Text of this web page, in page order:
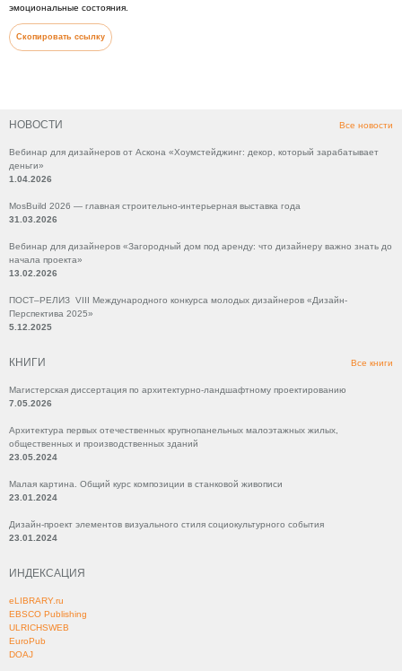
НОВОСТИ Все новости
Вебинар для дизайнеров от Аскона «Хоумстейджинг: декор, который зарабатывает
деньги»
1.04.2026
MosBuild 2026 — главная строительно-интерьерная выставка года
31.03.2026
Вебинар для дизайнеров «Загородный дом под аренду: что дизайнеру важно знать до
начала проекта»
13.02.2026
ПОСТ–РЕЛИЗ VIII Международного конкурса молодых дизайнеров «Дизайн-
Перспектива 2025»
5.12.2025
КНИГИ Все книги
Магистерская диссертация по архитектурно-ландшафтному проектированию
7.05.2026
Архитектура первых отечественных крупнопанельных малоэтажных жилых,
общественных и производственных зданий
23.05.2024
Малая картина. Общий курс композиции в станковой живописи
23.01.2024
Дизайн-проект элементов визуального стиля социокультурного события
23.01.2024
ИНДЕКСАЦИЯ
eLIBRARY.ru
EBSCO Publishing
ULRICHSWEB
EuroPub
DOAJ
эмоциональные состояния.
Скопировать ссылку